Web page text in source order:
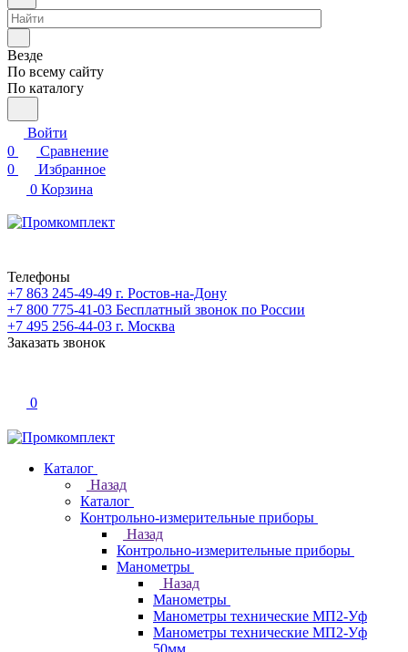
Везде
По всему сайту
По каталогу
Войти
0
Сравнение
0
Избранное
0 Корзина
Телефоны
+7 863 245-49-49 г. Ростов-на-Дону
+7 800 775-41-03 Бесплатный звонок по России
+7 495 256-44-03 г. Москва
Заказать звонок
0
Каталог
Назад
Каталог
Контрольно-измерительные приборы
Назад
Контрольно-измерительные приборы
Манометры
Назад
Манометры
Манометры технические МП2-Уф
Манометры технические МП2-Уф
50мм